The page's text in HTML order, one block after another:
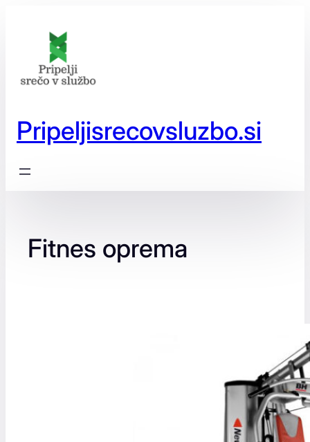
Pripeljisrecovsluzbo.si
Fitnes oprema